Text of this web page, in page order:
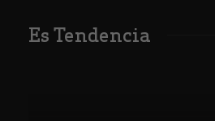
Es Tendencia